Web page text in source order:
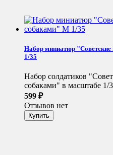
Набор миниатюр "Советские
1/35
Набор солдатиков
собаками" в масштабе 1/
599 ₽
Отзывов нет